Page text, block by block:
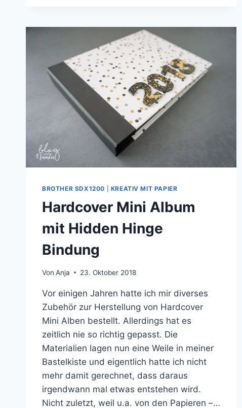
DIGITALEN
STEMPELN!
BROTHER SDX1200 KREATIV MIT PAPIER
Hardcover Mini Album
mit Hidden Hinge
Bindung
Von Anja 23. Oktober 2018
Vor einigen Jahren hatte ich mir diverses
Zubehör zur Herstellung von Hardcover
Mini Alben bestellt. Allerdings hat es
zeitlich nie so richtig gepasst. Die
Materialien lagen nun eine Weile in meiner
Bastelkiste und eigentlich hatte ich nicht
mehr damit gerechnet, dass daraus
irgendwann mal etwas entstehen wird.
Nicht zuletzt, weil u.a. von den Papieren –…